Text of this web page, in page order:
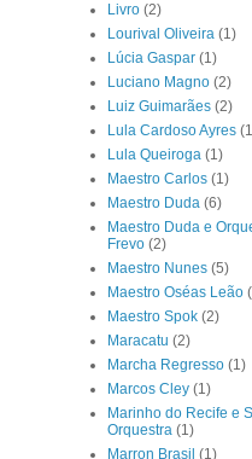
Livro (2)
Lourival Oliveira (1)
Lúcia Gaspar (1)
Luciano Magno (2)
Luiz Guimarães (2)
Lula Cardoso Ayres
Lula Queiroga (1)
Maestro Carlos (1)
Maestro Duda (6)
Maestro Duda e
Frevo (2)
Maestro Nunes (5)
Maestro Oséas Leão
Maestro Spok (2)
Maracatu (2)
Marcha Regresso (1)
Marcos Cley (1)
Marinho do Recife e
Orquestra (1)
Marron Brasil (1)